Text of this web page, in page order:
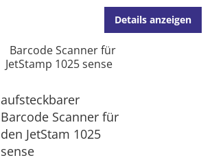
Details anzeigen
Barcode Scanner für
JetStamp 1025 sense
aufsteckbarer
Barcode Scanner für
den JetStam 1025
sense